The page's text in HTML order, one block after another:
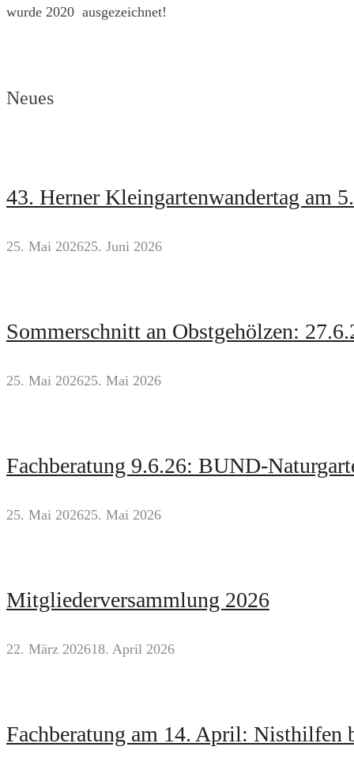
wurde 2020 ausgezeichnet!
Neues
43. Herner Kleingartenwandertag am
25. Mai 202625. Juni 2026
Sommerschnitt an Obstgehölzen:
25. Mai 202625. Mai 2026
Fachberatung 9.6.26: BUND-
25. Mai 202625. Mai 2026
Mitgliederversammlung 2026
22. März 202618. April 2026
Fachberatung am 14. April: Nisthilfen